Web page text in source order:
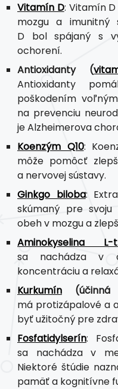
Vitamín D: Vitamín
mozgu a imunitný
D bol spájaný s
ochorení.
Antioxidanty (
Antioxidanty
poškodením
na prevenciu
je Alzheimerova
Koenzým Q10:
môže pomôcť
a nervovej sústavy.
Ginkgo biloba:
skúmaný pre
obeh v mozgu a
Aminokyselina L-
sa nachádza v
koncentráciu a
Kurkumín (účinná
má protizápalové a
byť užitočný pre
Fosfatidylserín:
sa nachádza v
Niektoré štúdie
pamäť a kognitívne